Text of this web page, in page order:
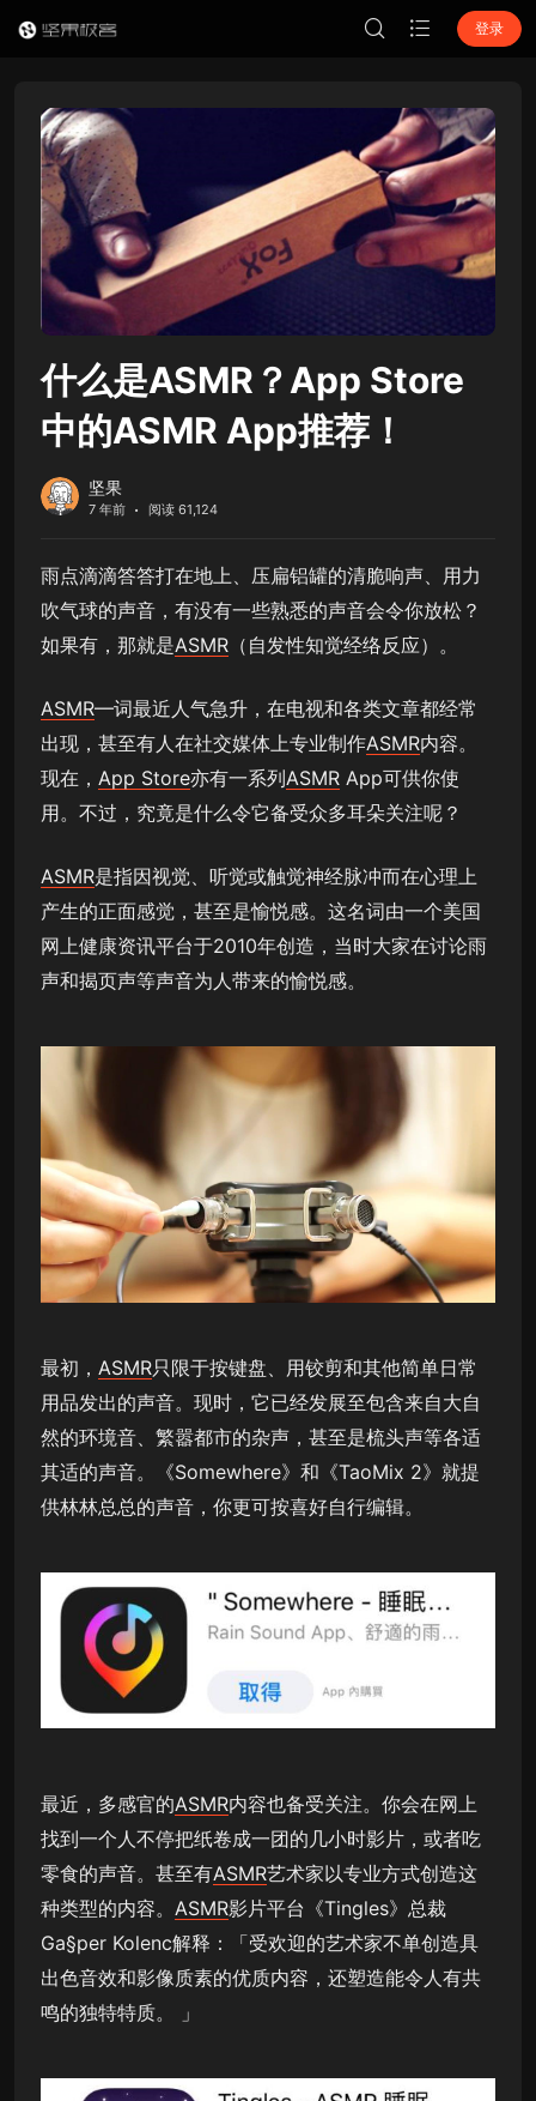
登录
什么是ASMR？App Store
中的ASMR App推荐！
坚果
7 年前 阅读 61,124
雨点滴滴答答打在地上、压扁铝罐的清脆响声、用力
吹气球的声音，有没有一些熟悉的声音会令你放松？
如果有，那就是ASMR （自发性知觉经络反应）。
ASMR—词最近人气急升，在电视和各类文章都经常
出现，甚至有人在社交媒体上专业制作ASMR内容。
现在， App Store亦有一系列ASMR App可供你使
用。不过，究竟是什么令它备受众多耳朵关注呢？
ASMR是指因视觉、听觉或触觉神经脉冲而在心理上
产生的正面感觉，甚至是愉悦感。这名词由一个美国
网上健康资讯平台于2010年创造，当时大家在讨论雨
声和揭页声等声音为人带来的愉悦感。
最初， ASMR只限于按键盘、用铰剪和其他简单日常
用品发出的声音。现时，它已经发展至包含来自大自
然的环境音、繁嚣都市的杂声，甚至是梳头声等各适
其适的声音。《Somewhere》和《TaoMix 2》就提
供林林总总的声音，你更可按喜好自行编辑。
最近，多感官的ASMR内容也备受关注。你会在网上
找到一个人不停把纸卷成一团的几小时影片，或者吃
零食的声音。甚至有ASMR艺术家以专业方式创造这
种类型的内容。 ASMR影片平台《Tingles》总裁
Ga§per Kolenc解释：「受欢迎的艺术家不单创造具
出色音效和影像质素的优质内容，还塑造能令人有共
鸣的独特特质。 」